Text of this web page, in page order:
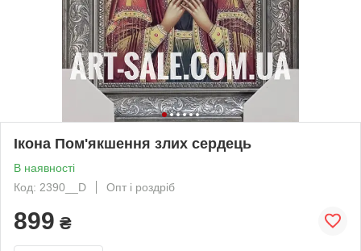
Ікона Пом'якшення злих сердець
В наявності
Код: 2390__D
Опт і роздріб
899 ₴